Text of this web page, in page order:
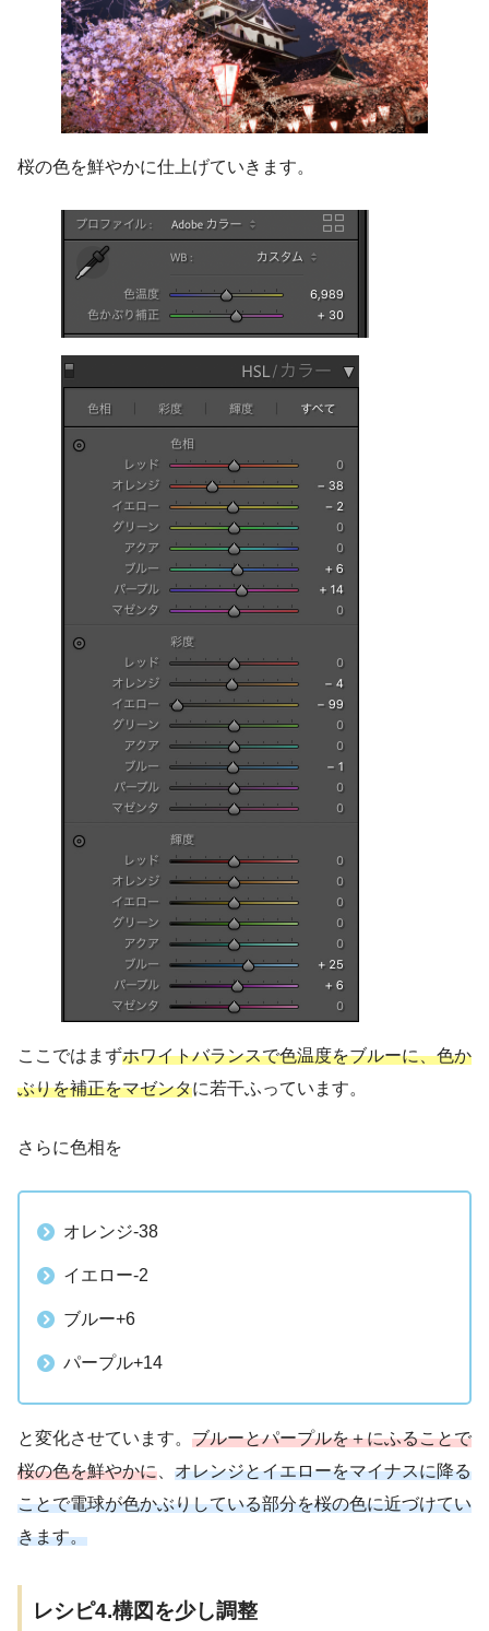
桜の色を鮮やかに仕上げていきます。
ここではまずホワイトバランスで色温度をブルーに、色か
ぶりを補正をマゼンタに若干ふっています。
さらに色相を
オレンジ-38
イエロー-2
ブルー+6
パープル+14
と変化させています。 ブルーとパープルを＋にふることで
桜の色を鮮やかに、 オレンジとイエローをマイナスに降る
ことで電球が色かぶりしている部分を桜の色に近づけてい
きます。
レシピ4.構図を少し調整